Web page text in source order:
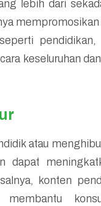
lebih dari
keseluruhan
atau
dapat
konten